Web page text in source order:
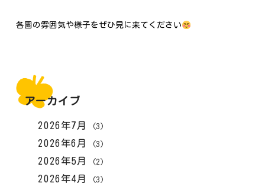
アーカイブ
2026年7月 (3)
2026年6月 (3)
2026年5月 (2)
2026年4月 (3)
各園の雰囲気や様子をぜひ見に来てください